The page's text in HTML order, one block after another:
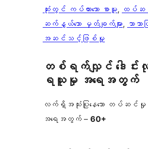
ဆုံးတွင် ကပ်ထားသော စာမူ, ထပ်ဆ
ဆက်နွယ်သော မှတ်ချက်များ, ဘာသ
အဆင်သင့်ဖြစ်မှု
တစ်ရက်လျှင် ဒေါင်
ရယူမှု အရေအတွက်
လက်ရှိအသုံးပြုနေသော တပ်ဆင်မှု
အရေအတွက် – 60+